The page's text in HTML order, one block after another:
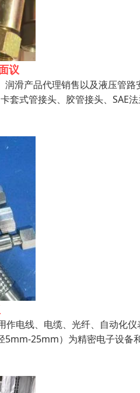
议
滑产品代理销售以及液压管
套式管接头、胶管接头、SAE
作电线、电缆、光纤、自动化
25mm）为精密电子设备